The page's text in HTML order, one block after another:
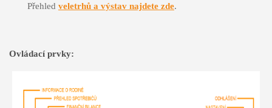
Přehled veletrhů a výstav najdete zde.
Ovládací prvky: